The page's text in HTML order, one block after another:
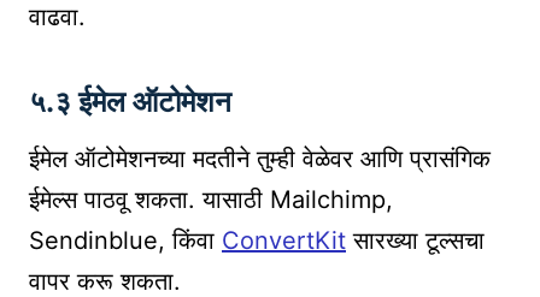
वाढवा.
५.३ ईमेल ऑटोमेशन
ईमेल ऑटोमेशनच्या मदतीने तुम्ही वेळेवर आणि प्रासंगिक
ईमेल्स पाठवू शकता. यासाठी Mailchimp,
Sendinblue, किंवा ConvertKit सारख्या टूल्सचा
वापर करू शकता.